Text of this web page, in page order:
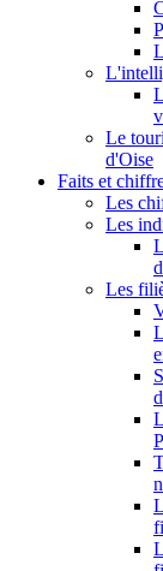
Le
d'Oise
Faits et
Les
Les
Les